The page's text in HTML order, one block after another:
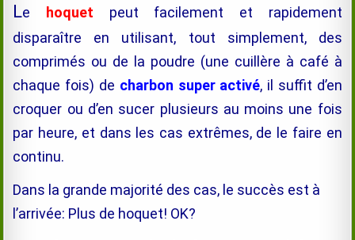
Le hoquet peut facilement et rapidement
disparaître en utilisant, tout simplement, des
comprimés ou de la poudre (une cuillère à café à
chaque fois) de charbon super activé, il suffit d’en
croquer ou d’en sucer plusieurs au moins une fois
par heure, et dans les cas extrêmes, de le faire en
continu.
Dans la grande majorité des cas, le succès est à
l’arrivée: Plus de hoquet! OK?